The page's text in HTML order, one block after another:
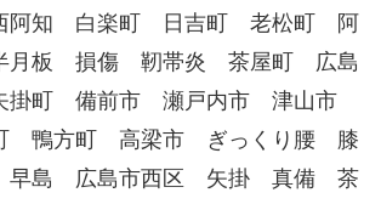
阿知 白楽町 日吉町 老松町 阿
板 損傷 靭帯炎 茶屋町 広島
町 備前市 瀬戸内市 津山市
鴨方町 高梁市 ぎっくり腰 膝
島 広島市西区 矢掛 真備 茶